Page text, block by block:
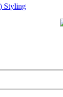
Styling